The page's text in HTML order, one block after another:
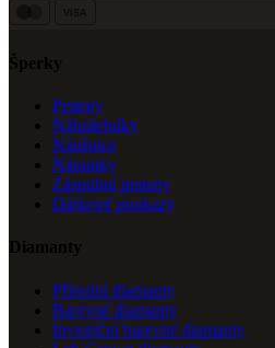
Šperky
Prsteny
Náhrdelníky
Náušnice
Náramky
Zásnubní prsteny
Dárkové poukazy
Diamanty
Přírodní diamanty
Barevné diamanty
Investiční barevné diamanty